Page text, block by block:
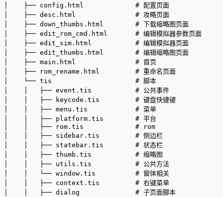
│    ├── config.html             # 配置页面
│    ├── desc.html               # 攻略页面
│    ├── down_thumbs.html        # 下载缩略图页面
│    ├── edit_rom_cmd.html       # 编辑模拟器参数页面
│    ├── edit_sim.html           # 编辑模拟器页面
│    ├── edit_thumbs.html        # 编辑缩略图页面
│    ├── main.html               # 首页
│    ├── rom_rename.html         # 重命名页面
│    └── tis                     # 脚本
│    │   ├── event.tis           # 公共事件
│    │   ├── keycode.tis         # 键盘快捷键
│    │   ├── menu.tis            # 菜单
│    │   ├── platform.tis        # 平台
│    │   ├── rom.tis             # rom
│    │   ├── sidebar.tis         # 侧边栏
│    │   ├── statebar.tis        # 状态栏
│    │   ├── thumb.tis           # 缩略图
│    │   ├── utils.tis           # 公共方法
│    │   └── window.tis          # 窗体相关
│    │   ├── context.tis         # 右键菜单
│    │   ├── dialog              # 子页面脚本